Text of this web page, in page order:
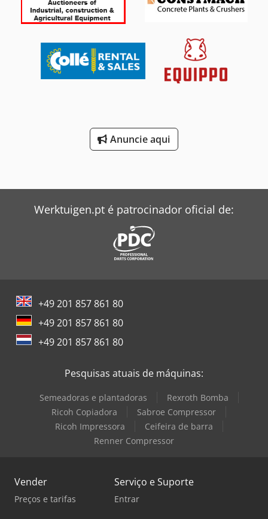
Anuncie aqui
Werktuigen.pt é patrocinador oficial de:
+49 201 857 861 80
+49 201 857 861 80
+49 201 857 861 80
Pesquisas atuais de máquinas:
Semeadoras e plantadoras
Rexroth Bomba
Ricoh Copiadora
Sabroe Compressor
Ricoh Impressora
Ceifeira de barra
Renner Compressor
Vender
Preços e tarifas
Serviço e Suporte
Entrar